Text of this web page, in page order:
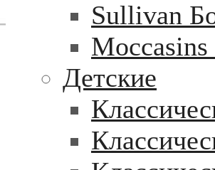
Sullivan
Детские